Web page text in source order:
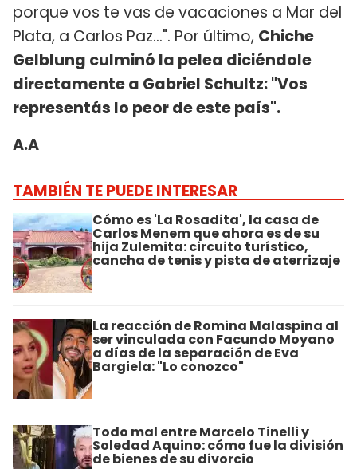
porque vos te vas de vacaciones a Mar del
Plata, a Carlos Paz...". Por último, Chiche
Gelblung culminó la pelea diciéndole
directamente a Gabriel Schultz: "Vos
representás lo peor de este país".
A.A
TAMBIÉN TE PUEDE INTERESAR
Cómo es 'La Rosadita', la casa de
Carlos Menem que ahora es de su
hija Zulemita: circuito turístico,
cancha de tenis y pista de aterrizaje
La reacción de Romina Malaspina al
ser vinculada con Facundo Moyano
a días de la separación de Eva
Bargiela: "Lo conozco"
Todo mal entre Marcelo Tinelli y
Soledad Aquino: cómo fue la división
de bienes de su divorcio